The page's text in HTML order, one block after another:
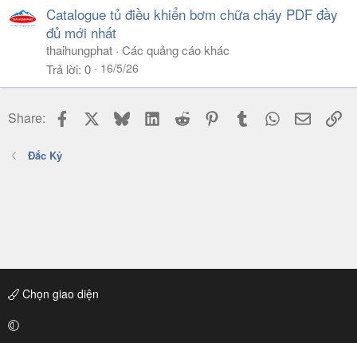
Catalogue tủ điều khiển bơm chữa cháy PDF đầy
đủ mới nhất
thaihungphat Các quảng cáo khác
Trả lời 0 16/5/26
Share: Facebook BlueskyLinkedIn
Reddit PinterestTumblr WhatsApp
Email
Đắc Kỷ
Chọn giao diện